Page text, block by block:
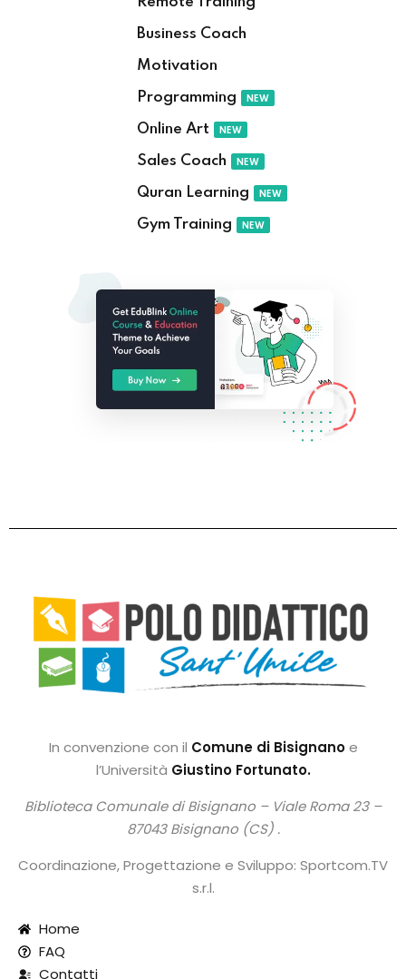
Business Coach
Motivation
Programming NEW
Online Art NEW
Sales Coach NEW
Quran Learning NEW
Gym Training NEW
In convenzione con il Comune di Bisignanoe
l’Università Giustino Fortunato.
Biblioteca Comunale di Bisignano – Viale Roma 23 –
87043 Bisignano (CS) .
Coordinazione, Progettazione e Sviluppo: Sportcom.TV
s.r.l.
Home
FAQ
Contatti